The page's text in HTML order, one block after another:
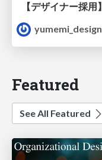
yumemi_design
Featured
See All Featured